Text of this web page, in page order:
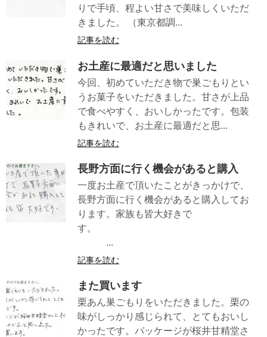
りで手頃、程よい甘さで美味しくいただ
きました。 （東京都調...
記事を読む
お土産に最適だと思いました
今回、初めていただき物で巣ごもりとい
うお菓子をいただきました。甘さが上品
で食べやすく、おいしかったです。包装
もきれいで、お土産に最適だと思...
記事を読む
長野方面に行く機会があると購入
一度お土産で頂いたことがきっかけで、
長野方面に行く機会があると購入してお
ります。家族も皆大好きで
す。
...
記事を読む
また買います
栗あん巣ごもりをいただきました。栗の
味がしっかり感じられて、とてもおいし
かったです。パッケージが桜井甘精堂さ